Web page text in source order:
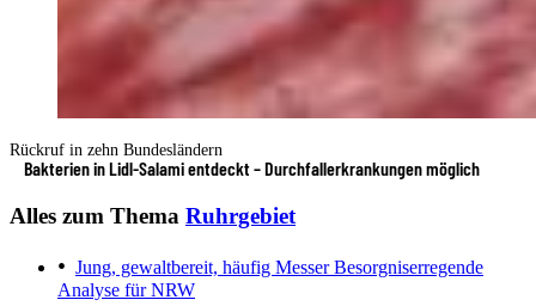
Rückruf in zehn Bundesländern
Bakterien in Lidl-Salami entdeckt – Durchfallerkrankungen möglich
Alles zum Thema Ruhrgebiet
Jung, gewaltbereit, häufig MesserBesorgniserregende
Analyse für NRW